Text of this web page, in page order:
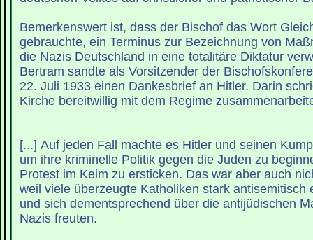
Bemerkenswert ist, dass der Bischof das Wort
gebrauchte, ein Terminus zur Bezeichnung von
die Nazis Deutschland in eine totalitäre Diktatur
Bertram sandte als Vorsitzender der
22. Juli 1933 einen Dankesbrief an Hitler. Darin
Kirche bereitwillig mit dem Regime
[...] Auf jeden Fall machte es Hitler und seinen
um ihre kriminelle Politik gegen die Juden zu
Protest im Keim zu ersticken. Das war aber auch
weil viele überzeugte Katholiken stark antisemitisch
und sich dementsprechend über die antijüdischen
Nazis freuten.